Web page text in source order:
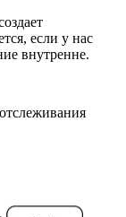
если у нас
внутренне.